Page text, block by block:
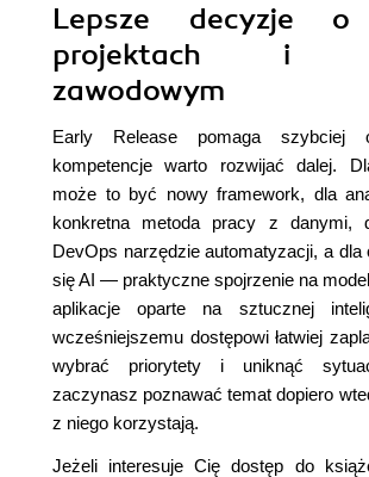
Lepsze decyzje o
projektach i
zawodowym
Early Release pomaga szybciej
kompetencje warto rozwijać dalej.
może to być nowy framework, dla
konkretna metoda pracy z danymi,
DevOps narzędzie automatyzacji, a dla
się AI — praktyczne spojrzenie na
aplikacje oparte na sztucznej
wcześniejszemu dostępowi łatwiej
wybrać priorytety i uniknąć
zaczynasz poznawać temat dopiero
z niego korzystają.
Jeżeli interesuje Cię dostęp do